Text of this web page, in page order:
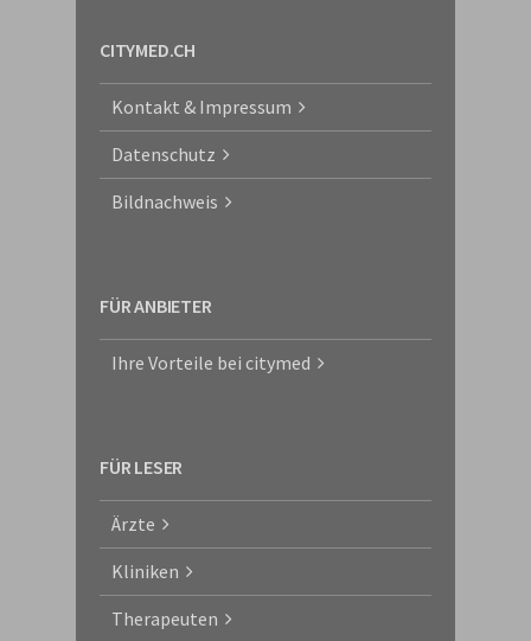
CITYMED.CH
Kontakt & Impressum
Datenschutz
Bildnachweis
FÜR ANBIETER
Ihre Vorteile bei citymed
FÜR LESER
Ärzte
Kliniken
Therapeuten